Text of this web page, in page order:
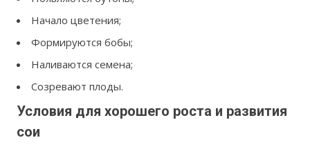
Начало цветения;
Формируются бобы;
Наливаются семена;
Созревают плоды.
Условия для хорошего роста и развития
сои